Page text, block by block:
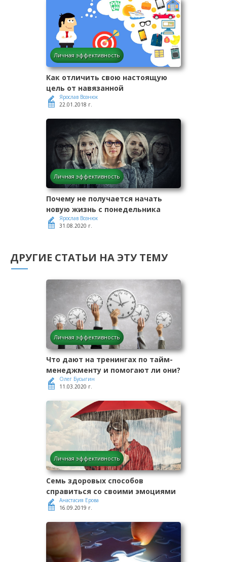
Личная эффективность
Как отличить свою настоящую
цель от навязанной
Ярослав Вознюк
22.01.2018 г.
Личная эффективность
Почему не получается начать
новую жизнь с понедельника
Ярослав Вознюк
31.08.2020 г.
ДРУГИЕ СТАТЬИ НА ЭТУ ТЕМУ
Личная эффективность
Что дают на тренингах по тайм-
менеджменту и помогают ли они?
Олег Бусыгин
11.03.2020 г.
Личная эффективность
Семь здоровых способов
справиться со своими эмоциями
Анастасия Ерова
16.09.2019 г.